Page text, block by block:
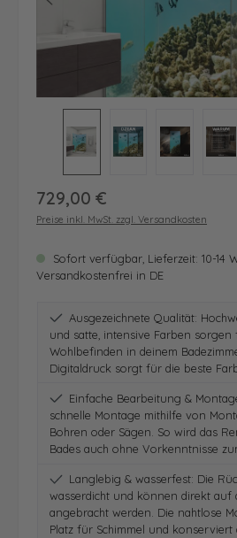
Regulärer Preis:
729,00 €
Preise inkl. MwSt. zzgl. Versandkosten
Sofort verfügbar, Lieferzeit: 10-14
Versandkostenfrei in DE
Ausgezeichnete Qualität:
und satte, intensive Farben
Wohlbefinden in deinem
Digitaldruck sorgt für die beste
Einfache Bearbeitung &
schnelle Montage mithilfe von
Bohren oder Sägen. So wird das
Bades auch ohne Vorkenntnisse
Langlebig & wasserfest: Die
wasserdicht und können direkt auf
angebracht werden. Die nahtlose
Platz für Schimmel und konserviert